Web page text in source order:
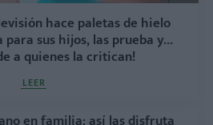
hace paletas de hielo
sus hijos, las prueba y...
a quienes la critican!
LEER